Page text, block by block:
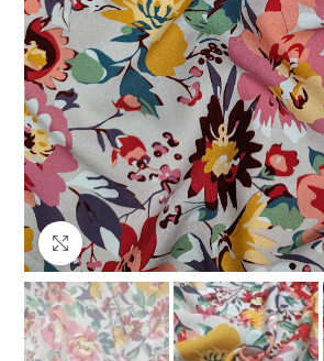
Клацніть, щоб збільшити